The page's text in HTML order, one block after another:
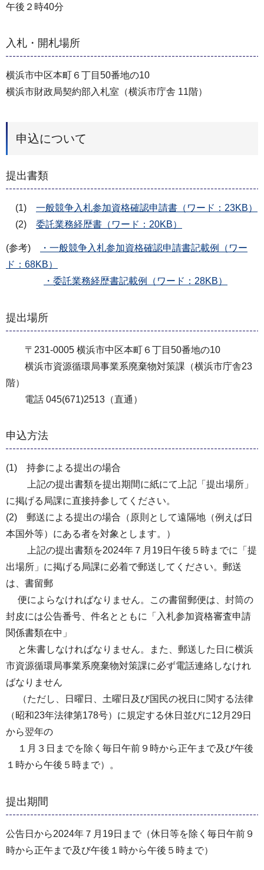
午後２時40分
入札・開札場所
横浜市中区本町６丁目50番地の10
横浜市財政局契約部入札室（横浜市庁舎 11階）
申込について
提出書類
(1) 一般競争入札参加資格確認申請書（ワード：23KB）
(2) 委託業務経歴書（ワード：20KB）
(参考)
・一般競争入札参加資格確認申請書記載例（ワー
ド：68KB）
・委託業務経歴書記載例（ワード：28KB）
提出場所
〒231-0005 横浜市中区本町６丁目50番地の10
横浜市資源循環局事業系廃棄物対策課（横浜市庁舎23
階）
電話 045(671)2513（直通）
申込方法
(1) 持参による提出の場合
上記の提出書類を提出期間に紙にて上記「提出場所」
に掲げる局課に直接持参してください。
(2) 郵送による提出の場合（原則として遠隔地（例えば日
本国外等）にある者を対象とします。）
上記の提出書類を2024年７月19日午後５時までに「提
出場所」に掲げる局課に必着で郵送してください。郵送
は、書留郵
便によらなければなりません。この書留郵便は、封筒の
封皮には公告番号、件名とともに「入札参加資格審査申請
関係書類在中」
と朱書しなければなりません。また、郵送した日に横浜
市資源循環局事業系廃棄物対策課に必ず電話連絡しなけれ
ばなりません
（ただし、日曜日、土曜日及び国民の祝日に関する法律
（昭和23年法律第178号）に規定する休日並びに12月29日
から翌年の
１月３日までを除く毎日午前９時から正午まで及び午後
１時から午後５時まで）。
提出期間
公告日から2024年７月19日まで（休日等を除く毎日午前９
時から正午まで及び午後１時から午後５時まで）